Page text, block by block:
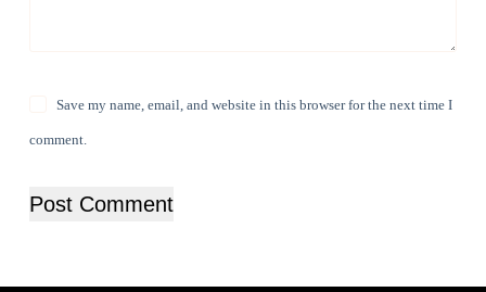
Save my name, email, and website in this browser for the next time I
comment.
Post Comment